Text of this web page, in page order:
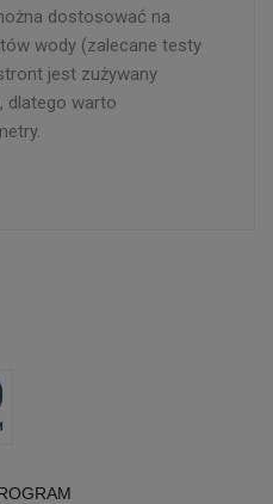
dostosować na
wody (zalecane testy
jest zużywany
dlatego warto